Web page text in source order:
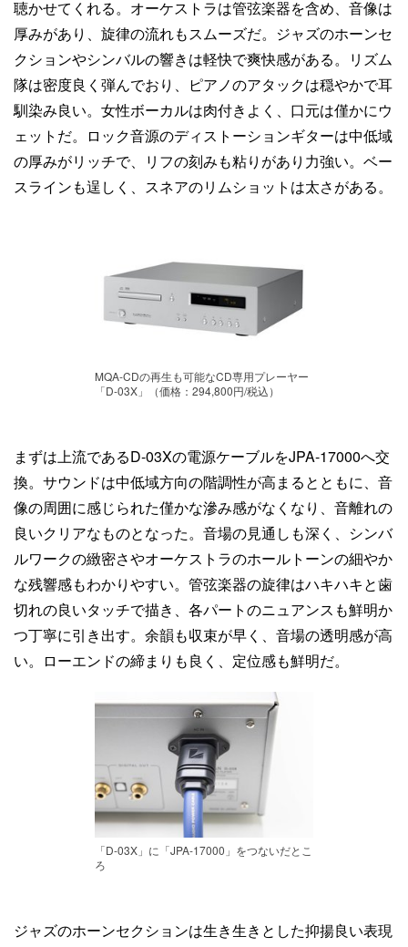
聴かせてくれる。オーケストラは管弦楽器を含め、音像は
厚みがあり、旋律の流れもスムーズだ。ジャズのホーンセ
クションやシンバルの響きは軽快で爽快感がある。リズム
隊は密度良く弾んでおり、ピアノのアタックは穏やかで耳
馴染み良い。女性ボーカルは肉付きよく、口元は僅かにウ
ェットだ。ロック音源のディストーションギターは中低域
の厚みがリッチで、リフの刻みも粘りがあり力強い。ベー
スラインも逞しく、スネアのリムショットは太さがある。
MQA-CDの再生も可能なCD専用プレーヤー
「D-03X」（価格：294,800円/税込）
まずは上流であるD-03Xの電源ケーブルをJPA-17000へ交
換。サウンドは中低域方向の階調性が高まるとともに、音
像の周囲に感じられた僅かな滲み感がなくなり、音離れの
良いクリアなものとなった。音場の見通しも深く、シンバ
ルワークの緻密さやオーケストラのホールトーンの細やか
な残響感もわかりやすい。管弦楽器の旋律はハキハキと歯
切れの良いタッチで描き、各パートのニュアンスも鮮明か
つ丁寧に引き出す。余韻も収束が早く、音場の透明感が高
い。ローエンドの締まりも良く、定位感も鮮明だ。
「D-03X」に「JPA-17000」をつないだとこ
ろ
ジャズのホーンセクションは生き生きとした抑揚良い表現